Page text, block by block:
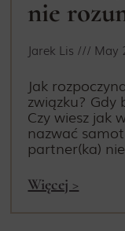
nie
Jarek Lis May
Jak
związku? Gdy
Czy wiesz jak
nazwać
partner(ka) nie
Więcej >